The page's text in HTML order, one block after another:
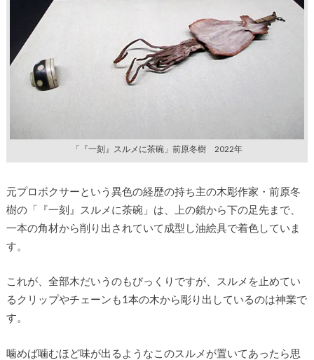
「『一刻』スルメに茶碗」前原冬樹 2022年
元プロボクサーという異色の経歴の持ち主の木彫作家・前原冬
樹の「『一刻』スルメに茶碗」は、上の鎖から下の足先まで、
一本の角材から削り出されていて成型し油絵具で着色していま
す。
これが、全部木だいうのもびっくりですが、スルメを止めてい
るクリップやチェーンも1本の木から彫り出しているのは神業で
す。
噛めば噛むほど味が出るようなこのスルメが置いてあったら思